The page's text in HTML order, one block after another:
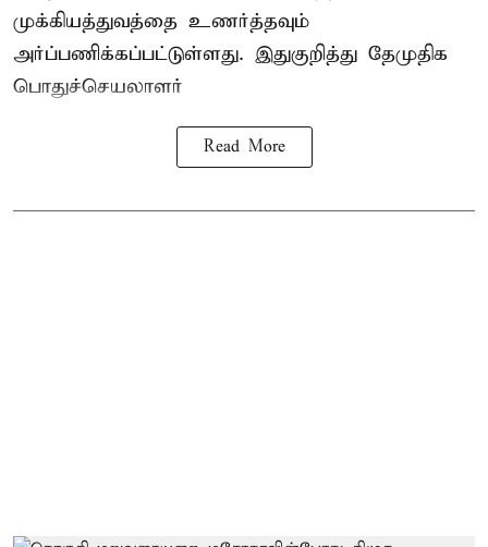
முக்கியத்துவத்தை உணர்த்தவும்
அர்ப்பணிக்கப்பட்டுள்ளது. இதுகுறித்து தேமுதிக
பொதுச்செயலாளர்
Read More